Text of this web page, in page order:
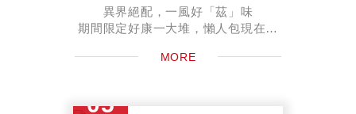
異界絕配，一風好「茲」味
期間限定好康一大堆，懶人包現在告
MORE
05